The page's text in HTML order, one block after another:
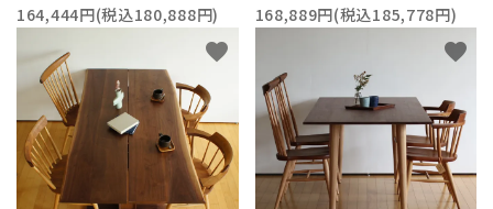
164,444円(税込180,888円)
168,889円(税込185,778円)
favorite favorite